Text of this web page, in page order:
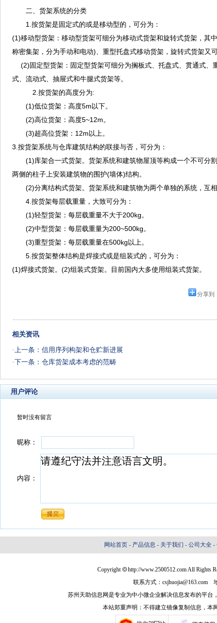
二、货架系统的分类
1.按货架是固定式的或是移动型的，可分为：
(1)移动型货架：移动型货架可细分为移动式货架和旋转式货架，其
称密集架，分为手动和电动)、重型托盘式移动货架，旋转式货架又
(2)固定型货架：固定型货架可细分为搁板式、托盘式、贯通式、
式、流动式、抽屉式和牛腿式货架等。
2.按货架的高度分为:
(1)低位货架：高度5m以下。
(2)高位货架：高度5~12m。
(3)超高位货架：12m以上。
3.按货架系统与仓库建筑结构的联接与否，可分为：
(1)库架合一式货架。货架系统和建筑物屋顶等构成一个不可分
两侧的柱子上安装建筑物的围护(墙体)结构。
(2)分离结构式货架。货架系统和建筑物为两个单独的系统，互
4.按货架每层载重量，大致可分为：
(1)轻型货架：每层载重量不大于200kg。
(2)中型货架：每层载重量为200~500kg。
(3)重型货架：每层载重量在500kg以上。
5.按货架整体结构是焊接式或是组装式的，可分为：
(1)焊接式货架。(2)组装式货架。目前国内大多使用组装式货架。
分享到
相关资讯
·上一条： 信用序列构架和仓贮新进展
·下一条： 仓库货架成本考虑的范畴
用户评论
暂时没有留言
昵称：
内容：
网站首页 - 产品信息 - 关于我们 - 公司大全 -
Copyright
http://www.2500512.com All
联系方式：
苏州天助信息网是专业为中小微企业解决信息发布的平
本站郑重声明：不得建立镜像复制信息，本